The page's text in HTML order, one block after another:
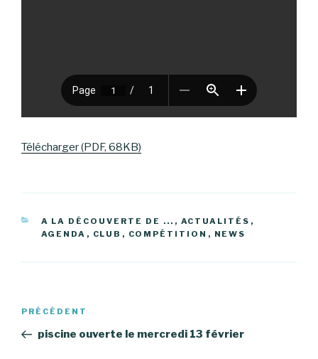
Télécharger (PDF, 68KB)
CATÉGORIES
A LA DÉCOUVERTE DE ... , ACTUALITÉS ,
AGENDA , CLUB , COMPÉTITION , NEWS
Navigation
l’article
Article
précédent
PRÉCÉDENT
piscine ouverte le mercredi 13 février